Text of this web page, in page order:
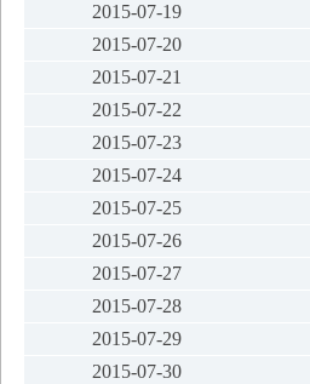
2015-07-19
2015-07-20
2015-07-21
2015-07-22
2015-07-23
2015-07-24
2015-07-25
2015-07-26
2015-07-27
2015-07-28
2015-07-29
2015-07-30